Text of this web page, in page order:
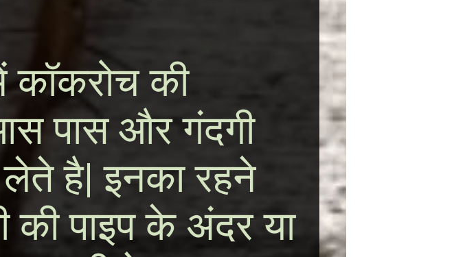
की
पास और गंदगी
लेते है| इनका रहने
की पाइप के अंदर या